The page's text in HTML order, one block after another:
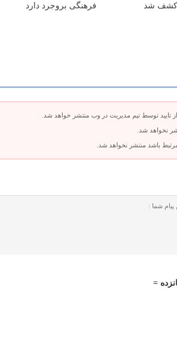
کشف شد
فرهنگی بروجرد دارد
توسط تیم مدیریت در وب منتشر خواهد شد.
نخواهد شد.
باشد منتشر نخواهد شد.